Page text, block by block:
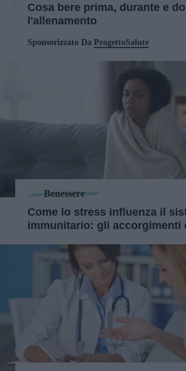
Cosa bere prima, durante e
l'allenamento
Sponsorizzato Da ProgettoSalute
Benessere
Come lo stress influenza il
immunitario: gli accorgimenti